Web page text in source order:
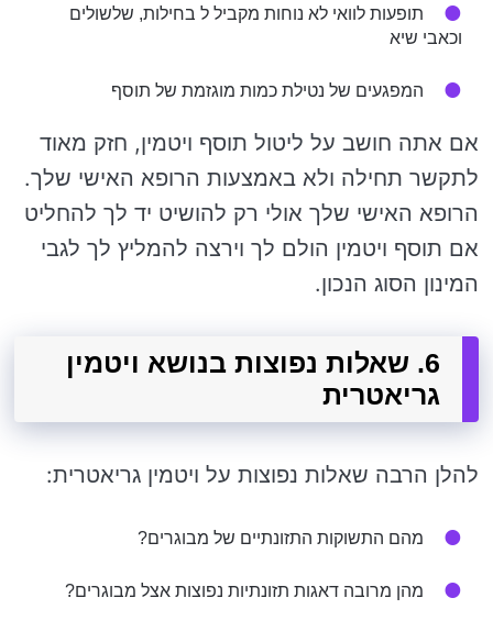
תופעות לוואי לא נוחות מקביל ל בחילות, שלשולים
וכאבי שיא
המפגעים של נטילת כמות מוגזמת של תוסף
אם אתה חושב על ליטול תוסף ויטמין, חזק מאוד
לתקשר תחילה ולא באמצעות הרופא האישי שלך.
הרופא האישי שלך אולי רק להושיט יד לך להחליט
אם תוסף ויטמין הולם לך וירצה להמליץ לך לגבי
המינון הסוג הנכון.
6. שאלות נפוצות בנושא ויטמין
גריאטרית
להלן הרבה שאלות נפוצות על ויטמין גריאטרית:
מהם התשוקות התזונתיים של מבוגרים?
מהן מרובה דאגות תזונתיות נפוצות אצל מבוגרים?